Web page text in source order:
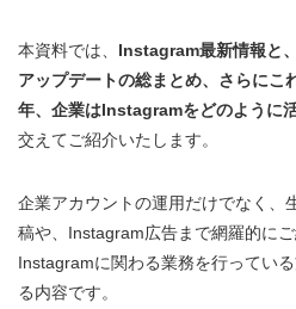
本資料では、 Instagram最新情報と
アップデートの総まとめ、さらにこ
年、企業はInstagramをどのように
交えてご紹介いたします。
企業アカウントの運用だけでなく、
稿や、Instagram広告まで網羅的にご
Instagramに関わる業務を行ってい
る内容です。